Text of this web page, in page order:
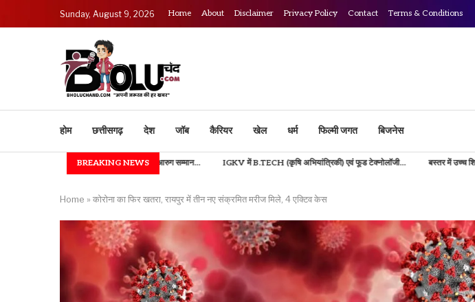
Sunday, August 9, 2026 Home About Disclaimer Privacy Policy Contact Terms & Conditions
होम छत्तीसगढ़ देश जॉब कैरियर खेल धर्म फिल्मी जगत बिजनेस
BREAKING NEWS
डॉ. तीजन बाई रत्न, भुईया एवं आरुग सम्मान... IGKV में B.TECH (कृषि अभियांत्रिकी) एवं फूड टेक्नोलॉजी... बस्तर में उच्च शिक्षा की नई भोर, 100...
Home » कोरोना का फिर खतरा, रायपुर में तीन नए संक्रमित मरीज मिले, 4 एक्टिव केस